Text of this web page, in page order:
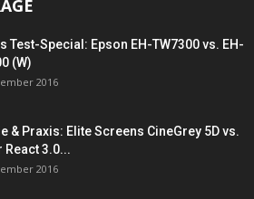
Test-Special: Epson EH-TW7300 vs. EH-
(W)
2016
& Praxis: Elite Screens CineGrey 5D vs.
React 3.0...
2016